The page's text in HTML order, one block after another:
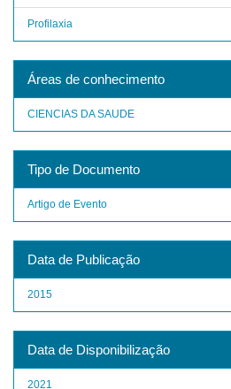
Profilaxia
Áreas de conhecimento
CIENCIAS DA SAUDE
Tipo de Documento
Artigo de Evento
Data de Publicação
2015
Data de Disponibilização
2021